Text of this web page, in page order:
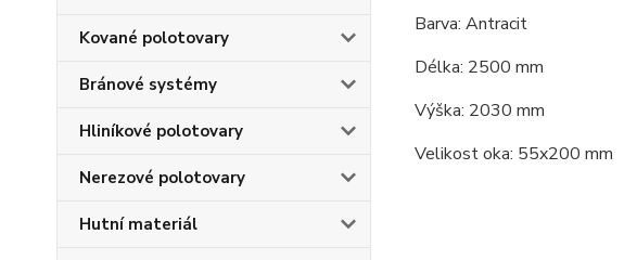
Kované polotovary
Bránové systémy
Hliníkové polotovary
Nerezové polotovary
Hutní materiál
Barva: Antracit
Délka: 2500 mm
Výška: 2030 mm
Velikost oka: 55x200 mm